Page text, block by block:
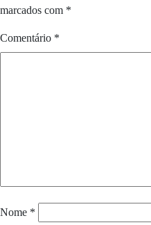
marcados com *
Comentário *
Nome *